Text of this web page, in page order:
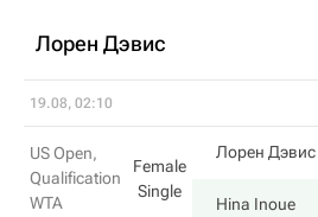
Лорен Дэвис
19.08, 02:10
US Open,
Qualification
WTA
Female
Single
Лорен Дэвис
Hina Inoue